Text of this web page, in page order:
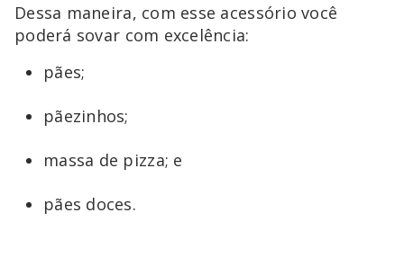
Dessa maneira, com esse acessório você
poderá sovar com excelência:
pães;
pãezinhos;
massa de pizza; e
pães doces.